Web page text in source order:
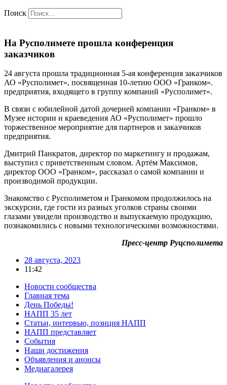
Поиск
На Русполимете прошла конференция
заказчиков
24 августа прошла традиционная 5-ая конференция заказчиков
АО «Русполимет», посвященная 10-летию ООО «Гранком».
предприятия, входящего в группу компаний «Русполимет».
В связи с юбилейной датой дочерней компании «Гранком» в
Музее истории и краеведения АО «Русполимет» прошло
торжественное мероприятие для партнеров и заказчиков
предприятия.
Дмитрий Панкратов, директор по маркетингу и продажам,
выступил с приветственным словом. Артём Максимов,
директор ООО «Гранком», рассказал о самой компании и
производимой продукции.
Знакомство с Русполиметом и Гранкомом продолжилось на
экскурсии, где гости из разных уголков страны своими
глазами увидели производство и выпускаемую продукцию,
познакомились с новыми технологическими возможностями.
Пресс-центр Руцсполимета
28 августа, 2023
11:42
Новости сообщества
Главная тема
День Победы!
НАПП 35 лет
Статьи, интервью, позиция НАПП
НАПП представляет
События
Наши достижения
Объявления и анонсы
Медиагалерея